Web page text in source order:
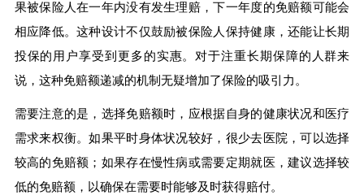
果被保险人在一年内没有发生理赔，下一年度的免赔额可能会
相应降低。这种设计不仅鼓励被保险人保持健康，还能让长期
投保的用户享受到更多的实惠。对于注重长期保障的人群来
说，这种免赔额递减的机制无疑增加了保险的吸引力。
需要注意的是，选择免赔额时，应根据自身的健康状况和医疗
需求来权衡。如果平时身体状况较好，很少去医院，可以选择
较高的免赔额；如果存在慢性病或需要定期就医，建议选择较
低的免赔额，以确保在需要时能够及时获得赔付。